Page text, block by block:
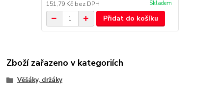
151,79 Kč bez DPH Skladem
Přidat do košíku
Zboží zařazeno v kategoriích
Věšáky, držáky